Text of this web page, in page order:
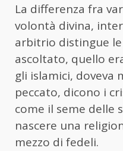
La differenza fra
volontà divina,
arbitrio distingue
ascoltato, quello
gli islamici, doveva
peccato, dicono i
come il seme delle
nascere una
mezzo di fedeli.